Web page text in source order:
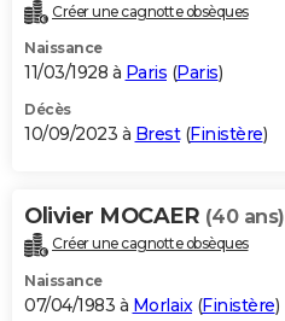
Créer une cagnotte obsèques
Naissance
11/03/1928 à Paris (Paris)
Décès
10/09/2023 à Brest(Finistère)
Olivier MOCAER (40 ans)
Créer une cagnotte obsèques
Naissance
07/04/1983 à Morlaix(Finistère)